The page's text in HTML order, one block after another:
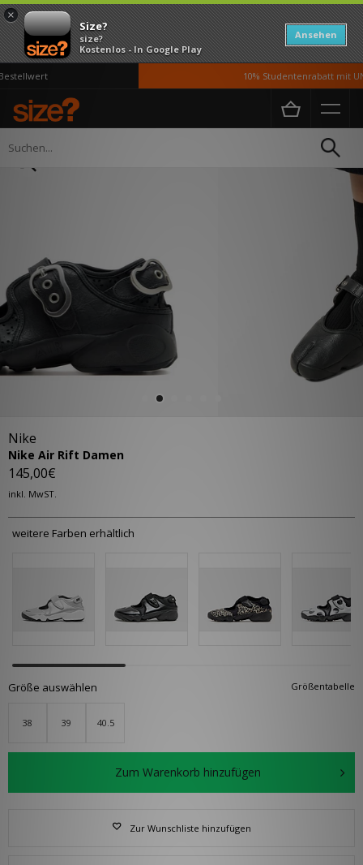
×
Size?
size?
Kostenlos - In Google Play
Ansehen
10% Studentenrabatt mit
Home Damen
Nike
Nike Air Rift Damen
145,00€
inkl. MwST.
weitere Farben erhältlich
Größentabelle
Größe auswählen
38 39 40.5
Zum Warenkorb hinzufügen
Zur Wunschliste hinzufügen